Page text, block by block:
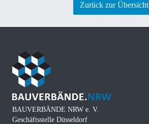
Zurück zur Übersicht
BAUVERBÄNDE NRW e. V.
Geschäftsstelle Düsseldorf